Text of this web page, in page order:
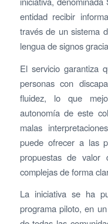
entidad recibir
través de un sistema
lengua de signos
El servicio garantiza
personas con
fluidez, lo que
autonomía de este
malas
puede ofrecer a las
propuestas de valor
complejas de forma
La iniciativa se ha
programa piloto, en